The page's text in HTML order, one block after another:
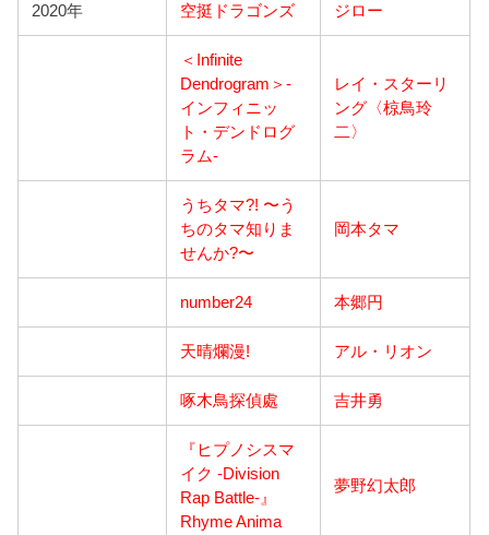
2020年 空挺ドラゴンズ ジロー
＜Infinite
Dendrogram＞-
インフィニッ
ト・デンドログ
ラム-
レイ・スターリ
ング〈椋鳥玲
二〉
うちタマ?! 〜う
ちのタマ知りま
せんか?〜
岡本タマ
number24 本郷円
天晴爛漫! アル・リオン
啄木鳥探偵處 吉井勇
『ヒプノシスマ
イク -Division
Rap Battle-』
Rhyme Anima
夢野幻太郎